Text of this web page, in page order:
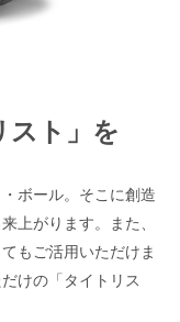
スト」を
ボール。そこに創造
上がります。また、
もご活用いただけま
けの「タイトリス